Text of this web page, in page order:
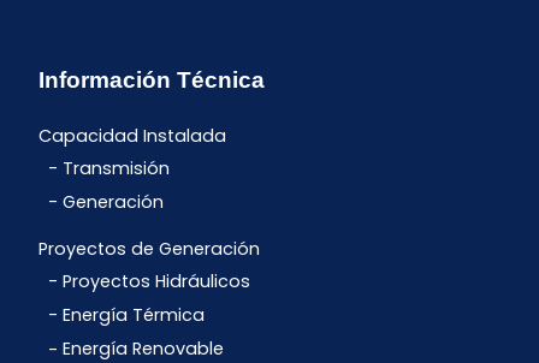
Información Técnica
Capacidad Instalada
Transmisión
Generación
Proyectos de Generación
Proyectos Hidráulicos
Energía Térmica
Energía Renovable